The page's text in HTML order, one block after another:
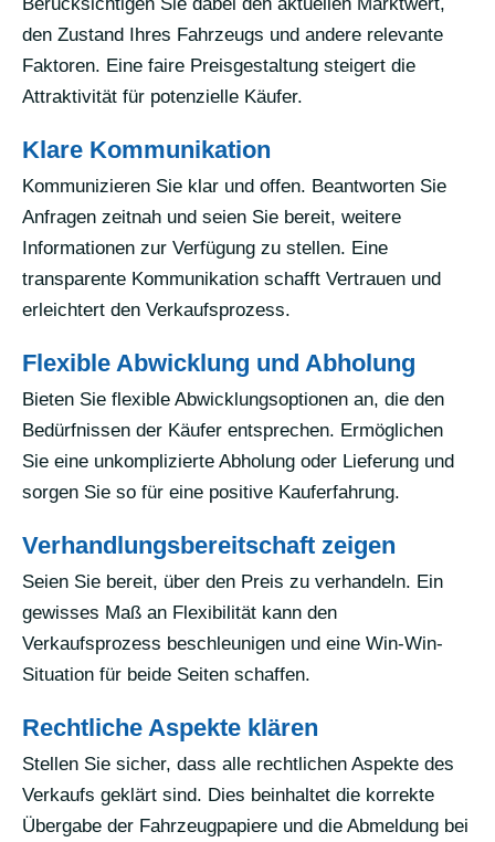
den Zustand Ihres Fahrzeugs und andere relevante
Faktoren. Eine faire Preisgestaltung steigert die
Attraktivität für potenzielle Käufer.
Klare Kommunikation
Kommunizieren Sie klar und offen. Beantworten Sie
Anfragen zeitnah und seien Sie bereit, weitere
Informationen zur Verfügung zu stellen. Eine
transparente Kommunikation schafft Vertrauen und
erleichtert den Verkaufsprozess.
Flexible Abwicklung und Abholung
Bieten Sie flexible Abwicklungsoptionen an, die den
Bedürfnissen der Käufer entsprechen. Ermöglichen
Sie eine unkomplizierte Abholung oder Lieferung und
sorgen Sie so für eine positive Kauferfahrung.
Verhandlungsbereitschaft zeigen
Seien Sie bereit, über den Preis zu verhandeln. Ein
gewisses Maß an Flexibilität kann den
Verkaufsprozess beschleunigen und eine Win-Win-
Situation für beide Seiten schaffen.
Rechtliche Aspekte klären
Stellen Sie sicher, dass alle rechtlichen Aspekte des
Verkaufs geklärt sind. Dies beinhaltet die korrekte
Übergabe der Fahrzeugpapiere und die Abmeldung bei